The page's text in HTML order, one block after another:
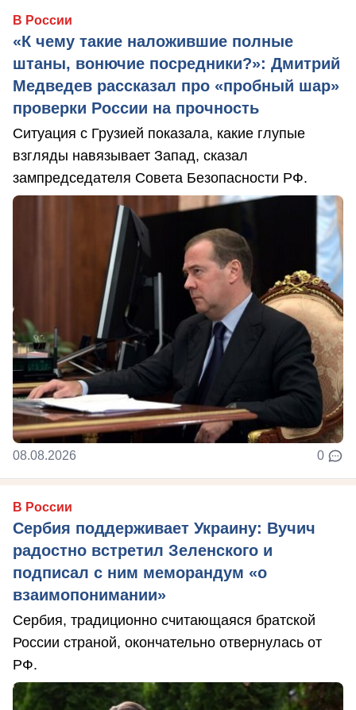
В России
«К чему такие наложившие полные
штаны, вонючие посредники?»: Дмитрий
Медведев рассказал про «пробный шар»
проверки России на прочность
Ситуация с Грузией показала, какие глупые
взгляды навязывает Запад, сказал
зампредседателя Совета Безопасности РФ.
08.08.2026 0
В России
Сербия поддерживает Украину: Вучич
радостно встретил Зеленского и
подписал с ним меморандум «о
взаимопонимании»
Сербия, традиционно считающаяся братской
России страной, окончательно отвернулась от
РФ.